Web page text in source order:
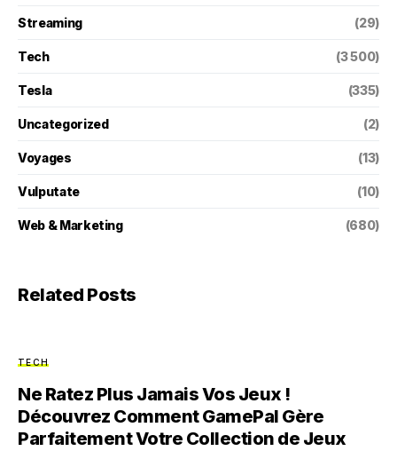
Streaming (29)
Tech (3 500)
Tesla (335)
Uncategorized (2)
Voyages (13)
Vulputate (10)
Web & Marketing (680)
Related Posts
TECH
Ne Ratez Plus Jamais Vos Jeux !
Découvrez Comment GamePal Gère
Parfaitement Votre Collection de Jeux